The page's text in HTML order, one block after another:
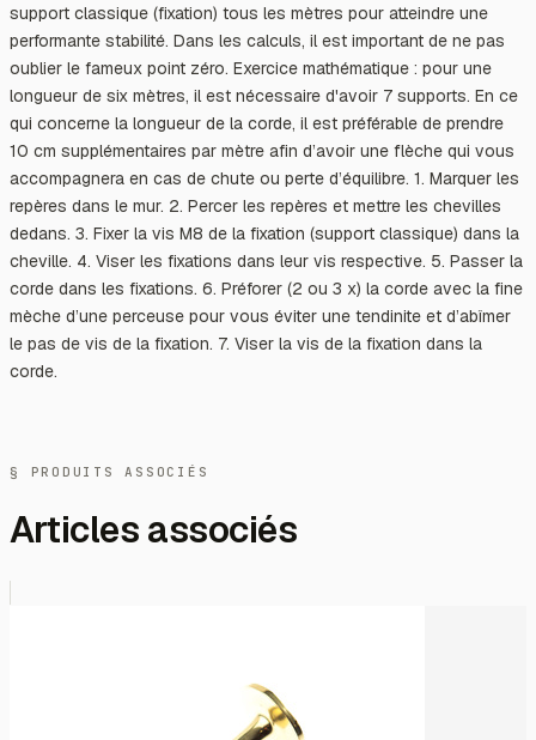
support classique (fixation) tous les mètres pour atteindre une
performante stabilité. Dans les calculs, il est important de ne pas
oublier le fameux point zéro. Exercice mathématique : pour une
longueur de six mètres, il est nécessaire d'avoir 7 supports. En ce
qui concerne la longueur de la corde, il est préférable de prendre
10 cm supplémentaires par mètre afin d’avoir une flèche qui vous
accompagnera en cas de chute ou perte d’équilibre. 1. Marquer les
repères dans le mur. 2. Percer les repères et mettre les chevilles
dedans. 3. Fixer la vis M8 de la fixation (support classique) dans la
cheville. 4. Viser les fixations dans leur vis respective. 5. Passer la
corde dans les fixations. 6. Préforer (2 ou 3 x) la corde avec la fine
mèche d’une perceuse pour vous éviter une tendinite et d’abîmer
le pas de vis de la fixation. 7. Viser la vis de la fixation dans la
corde.
§ PRODUITS ASSOCIÉS
Articles associés